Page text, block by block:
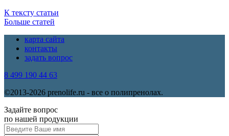
К тексту статьи
Больше статей
карта сайта
контакты
задать вопрос
8 499 190 44 63
©2013-2026 prenolife.ru - все о полипренолах.
Задайте вопрос
по нашей продукции